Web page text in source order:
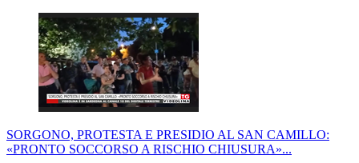
SORGONO, PROTESTA E PRESIDIO AL SAN CAMILLO:
«PRONTO SOCCORSO A RISCHIO CHIUSURA»...